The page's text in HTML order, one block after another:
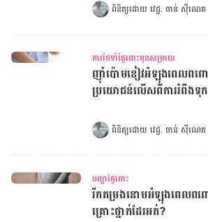
ពិនិត្យដោយ វេជ្ជ. ចាន់ ស៊ីណេត
ការថែទាំផ្ទៃពោះមុនសម្រាល
ញ៉ាំប៉ោមខៀវអំឡុងពេលពពោ
ប្រយោជន៍លើសពីការរំពឹងទុក
ពិនិត្យដោយ វេជ្ជ. ចាន់ ស៊ីណេត
បញ្ហាផ្ទៃពោះ
រីកតម្រងនោមអំឡុងពេលពព
គ្រោះថ្នាក់ដែរអត់?